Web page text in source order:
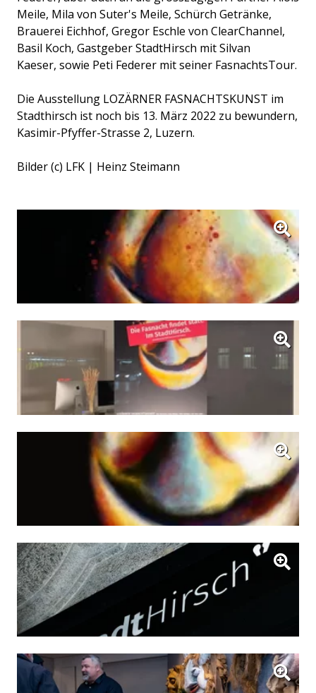
Meile, Mila von Suter's Meile, Schürch Getränke,
Brauerei Eichhof, Gregor Eschle von ClearChannel,
Basil Koch, Gastgeber StadtHirsch mit Silvan
Kaeser, sowie Peti Federer mit seiner FasnachtsTour.
Die Ausstellung LOZÄRNER FASNACHTSKUNST im
Stadthirsch ist noch bis 13. März 2022 zu bewundern,
Kasimir-Pfyffer-Strasse 2, Luzern.
Bilder (c) LFK | Heinz Steimann